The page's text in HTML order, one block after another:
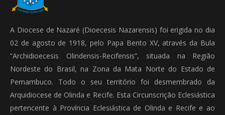
A Diocese de Nazaré (Dioecesis Nazarensis) foi erigida no dia
02 de agosto de 1918, pelo Papa Bento XV, através da Bula
“Archidioecesis Olindensis-Recifensis”, situada na Região
Nordeste do Brasil, na Zona da Mata Norte do Estado de
Pernambuco. Todo o seu território foi desmembrado da
Arquidiocese de Olinda e Recife. Esta Circunscrição Eclesiástica
pertencente à Província Eclesiástica de Olinda e Recife e ao